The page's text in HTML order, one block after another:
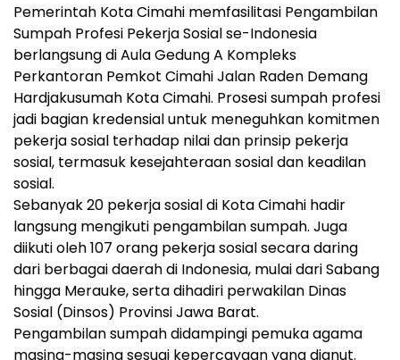
Pemerintah Kota Cimahi memfasilitasi Pengambilan
Sumpah Profesi Pekerja Sosial se-Indonesia
berlangsung di Aula Gedung A Kompleks
Perkantoran Pemkot Cimahi Jalan Raden Demang
Hardjakusumah Kota Cimahi. Prosesi sumpah profesi
jadi bagian kredensial untuk meneguhkan komitmen
pekerja sosial terhadap nilai dan prinsip pekerja
sosial, termasuk kesejahteraan sosial dan keadilan
sosial.
Sebanyak 20 pekerja sosial di Kota Cimahi hadir
langsung mengikuti pengambilan sumpah. Juga
diikuti oleh 107 orang pekerja sosial secara daring
dari berbagai daerah di Indonesia, mulai dari Sabang
hingga Merauke, serta dihadiri perwakilan Dinas
Sosial (Dinsos) Provinsi Jawa Barat.
Pengambilan sumpah didampingi pemuka agama
masing-masing sesuai kepercayaan yang dianut.